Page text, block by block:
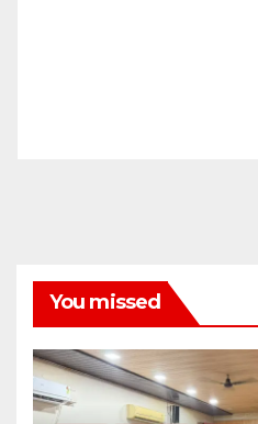
You missed